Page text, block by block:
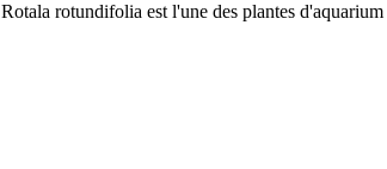
Rotala rotundifolia est l'une des plantes